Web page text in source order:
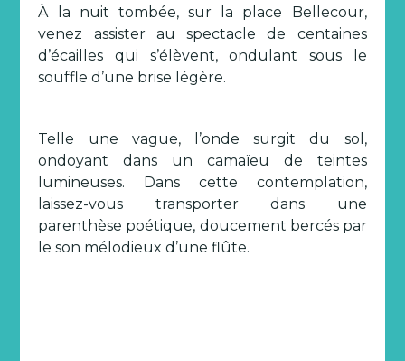
À la nuit tombée, sur la place Bellecour,
venez assister au spectacle de centaines
d’écailles qui s’élèvent, ondulant sous le
souffle d’une brise légère.
Telle une vague, l’onde surgit du sol,
ondoyant dans un camaïeu de teintes
lumineuses. Dans cette contemplation,
laissez-vous transporter dans une
parenthèse poétique, doucement bercés par
le son mélodieux d’une flûte.